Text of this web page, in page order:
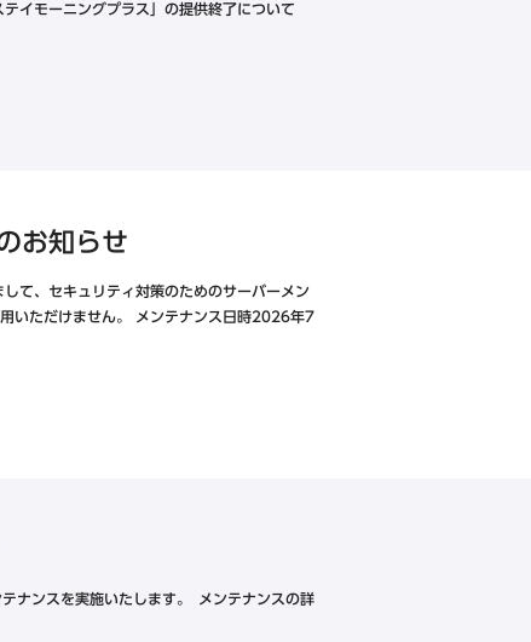
東急ステイ
イモーニングプラス」の提供終了について
お知らせ
て、セキュリティ対策のためのサーバーメン
いただけません。 メンテナンス日時2026年7
ナンスを実施いたします。 メンテナンスの詳